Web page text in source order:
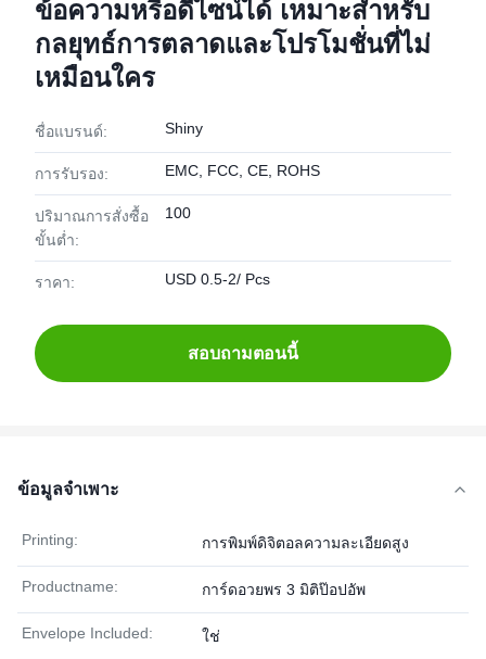
ข้อความหรือดีไซน์ได้ เหมาะสำหรับ
กลยุทธ์การตลาดและโปรโมชั่นที่ไม่
เหมือนใคร
ชื่อแบรนด์: Shiny
การรับรอง: EMC, FCC, CE, ROHS
ปริมาณการสั่งซื้อ
ขั้นต่ำ:
100
ราคา: USD 0.5-2/ Pcs
สอบถามตอนนี้
ข้อมูลจำเพาะ
Printing: การพิมพ์ดิจิตอลความละเอียดสูง
Productname: การ์ดอวยพร 3 มิติป๊อปอัพ
Envelope Included: ใช่